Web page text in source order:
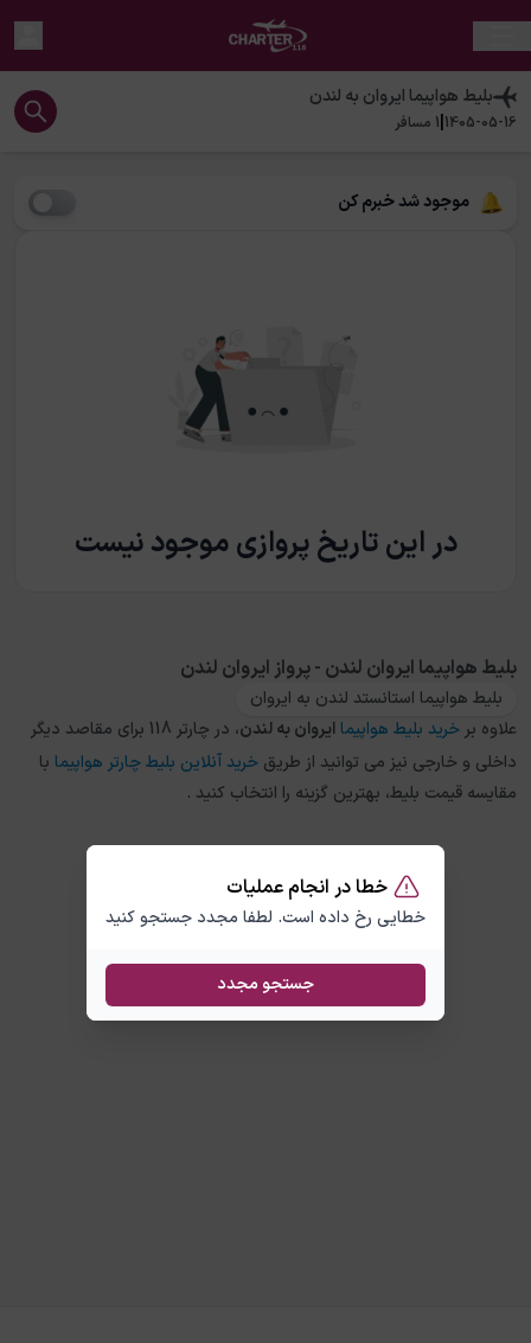
خطا در انجام عملیات
خطایی رخ داده است. لطفا مجدد جستجو کنید
جستجو مجدد
بلیط هواپیماایروان به لندن
1405-05-16
|
1 مسافر
موجود شد خبرم کن
در این تاریخ پروازی موجود نیست
بلیط هواپیما ایروان لندن - پرواز ایروان لندن
بلیط هواپیما استانستد لندن به ایروان
علاوه بر خرید بلیط هواپیما ایروانبهلندن
، در چارتر 118 برای مقاصد دیگر
داخلی و خارجی نیز می توانید از طریق خرید آنلاین بلیط چارتر هواپیما با
مقایسه قیمت بلیط، بهترین گزینه را انتخاب کنید .